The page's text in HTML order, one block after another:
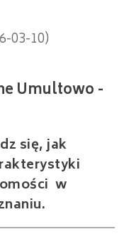
03-10)
się, jak
w